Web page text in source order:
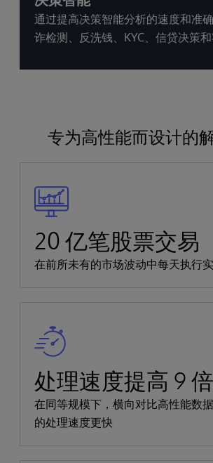
通过提高决策智能分析的速度和准
诈检测、反洗钱、KYC、信贷决策和
专为高性能而设计的
20 亿笔股票交易
在前所未有的市场波动中每天执行
处理速度提高 9 倍
在同等规模下，横向对比高性能数
的处理速度更快